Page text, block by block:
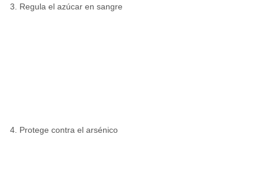
Regula el azúcar en sangre
Protege contra el arsénico